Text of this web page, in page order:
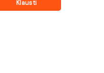
Klausti